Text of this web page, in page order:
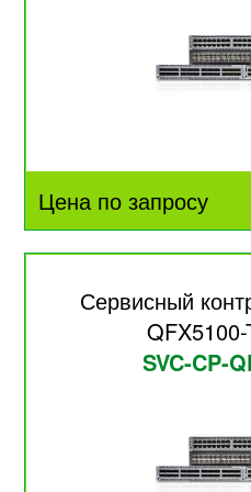
Цена по запросу
Сервисный
SVC-CP-